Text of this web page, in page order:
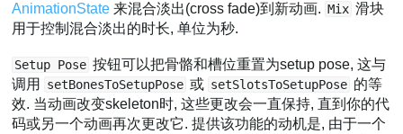
AnimationState 来混合淡出(cross fade)到新动画. Mix 滑块
用于控制混合淡出的时长, 单位为秒.
Setup Pose 按钮可以把骨骼和槽位重置为setup pose, 这与
调用
setBonesToSetupPose 或 setSlotsToSetupPose 的等
效. 当动画改变skeleton时, 这些更改会一直保持, 直到你的代
码或另一个动画再次更改它. 提供该功能的动机是, 由于一个